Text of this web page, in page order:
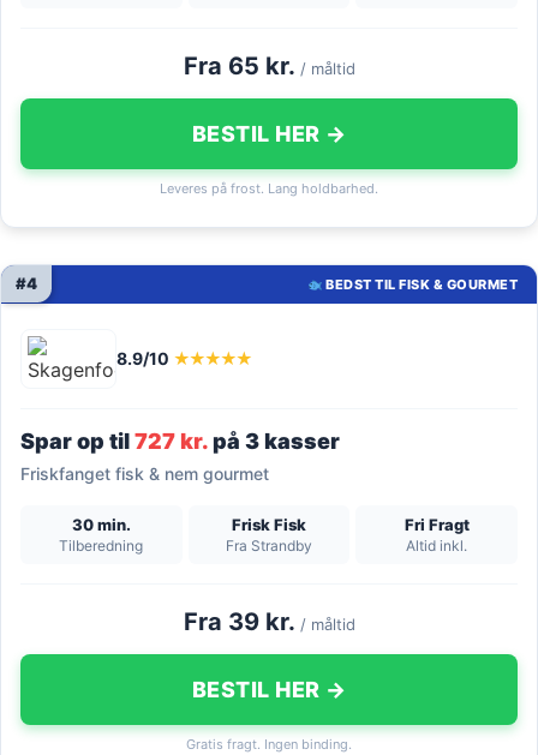
Fra 65 kr. / måltid
BESTIL HER →
Leveres på frost. Lang holdbarhed.
BEDST TIL FISK & GOURMET
#4
8.9/10 ★★★★★
Spar op til727 kr.på 3 kasser
Friskfanget fisk & nem gourmet
30 min.
Tilberedning
Frisk Fisk
Fra Strandby
Fri Fragt
Altid inkl.
Fra 39 kr. / måltid
BESTIL HER →
Gratis fragt. Ingen binding.